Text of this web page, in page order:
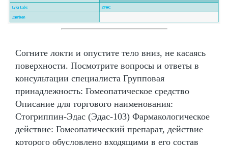
Согните локти и опустите тело вниз, не касаясь
поверхности. Посмотрите вопросы и ответы в
консультации специалиста Групповая
принадлежность: Гомеопатическое средство
Описание для торгового наименования:
Стогриппин-Эдас (Эдас-103) Фармакологическое
действие: Гомеопатический препарат, действие
которого обусловлено входящими в его состав